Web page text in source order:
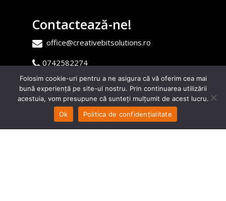
Contactează-ne!
office@creativebitsolutions.ro
0742582274
0721127102
0746596109
Folosim cookie-uri pentru a ne asigura că vă oferim cea mai
bună experiență pe site-ul nostru. Prin continuarea utilizării
acestuia, vom presupune că sunteți mulțumit de acest lucru.
Ok
Politica de confidențialitate